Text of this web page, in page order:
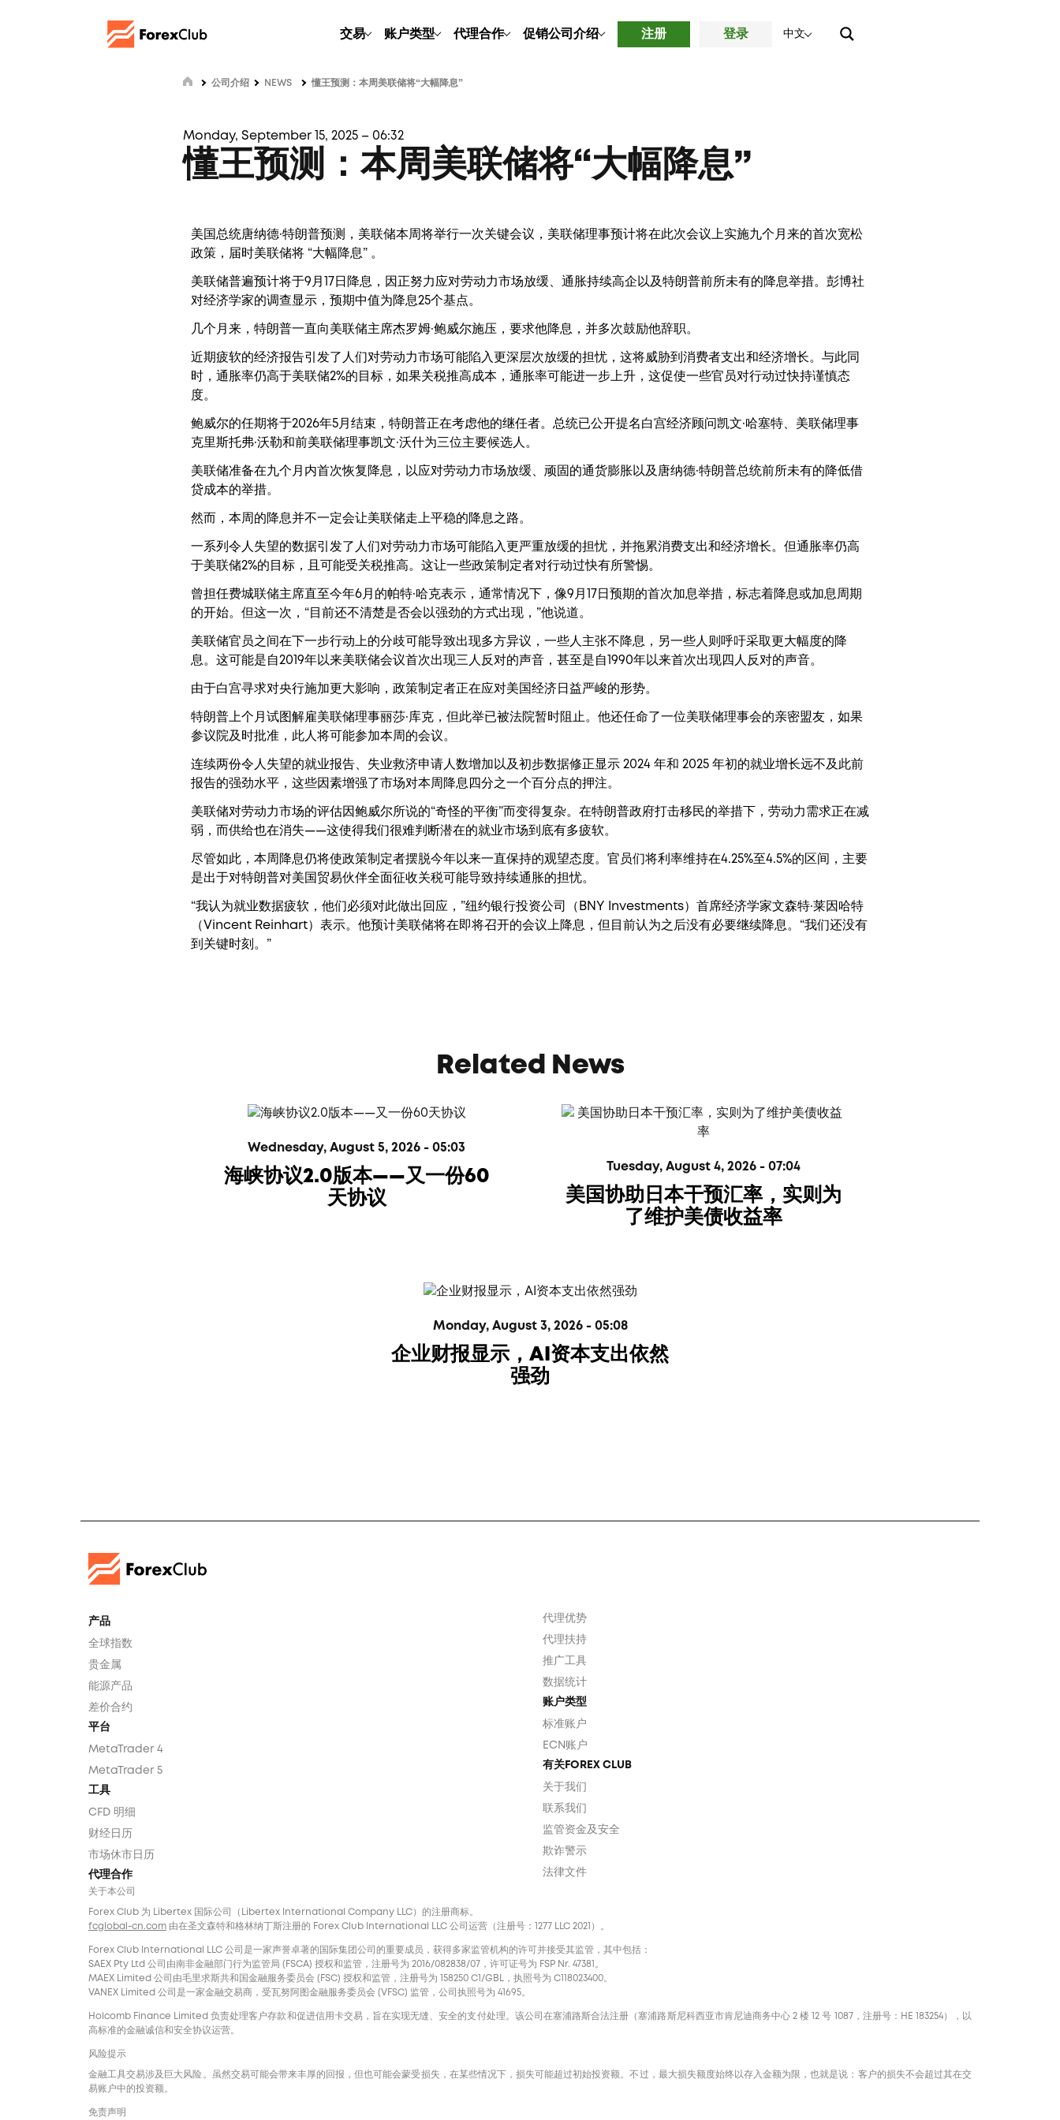
交易 账户类型 代理合作 促销公司介绍 注册 登录 中文
公司介绍 NEWS 懂王预测：本周美联储将“大幅降息”
Monday, September 15, 2025 – 06:32
懂王预测：本周美联储将“大幅降息”
美国总统唐纳德·特朗普预测，美联储本周将举行一次关键会议，美联储理事预计将在此次会议上实施九个月来的首次宽松
政策，届时美联储将 “大幅降息” 。
美联储普遍预计将于9月17日降息，因正努力应对劳动力市场放缓、通胀持续高企以及特朗普前所未有的降息举措。彭博社
对经济学家的调查显示，预期中值为降息25个基点。
几个月来，特朗普一直向美联储主席杰罗姆·鲍威尔施压，要求他降息，并多次鼓励他辞职。
近期疲软的经济报告引发了人们对劳动力市场可能陷入更深层次放缓的担忧，这将威胁到消费者支出和经济增长。与此同
时，通胀率仍高于美联储2%的目标，如果关税推高成本，通胀率可能进一步上升，这促使一些官员对行动过快持谨慎态
度。
鲍威尔的任期将于2026年5月结束，特朗普正在考虑他的继任者。总统已公开提名白宫经济顾问凯文·哈塞特、美联储理事
克里斯托弗·沃勒和前美联储理事凯文·沃什为三位主要候选人。
美联储准备在九个月内首次恢复降息，以应对劳动力市场放缓、顽固的通货膨胀以及唐纳德·特朗普总统前所未有的降低借
贷成本的举措。
然而，本周的降息并不一定会让美联储走上平稳的降息之路。
一系列令人失望的数据引发了人们对劳动力市场可能陷入更严重放缓的担忧，并拖累消费支出和经济增长。但通胀率仍高
于美联储2%的目标，且可能受关税推高。这让一些政策制定者对行动过快有所警惕。
曾担任费城联储主席直至今年6月的帕特·哈克表示，通常情况下，像9月17日预期的首次加息举措，标志着降息或加息周期
的开始。但这一次，“目前还不清楚是否会以强劲的方式出现，”他说道。
美联储官员之间在下一步行动上的分歧可能导致出现多方异议，一些人主张不降息，另一些人则呼吁采取更大幅度的降
息。这可能是自2019年以来美联储会议首次出现三人反对的声音，甚至是自1990年以来首次出现四人反对的声音。
由于白宫寻求对央行施加更大影响，政策制定者正在应对美国经济日益严峻的形势。
特朗普上个月试图解雇美联储理事丽莎·库克，但此举已被法院暂时阻止。他还任命了一位美联储理事会的亲密盟友，如果
参议院及时批准，此人将可能参加本周的会议。
连续两份令人失望的就业报告、失业救济申请人数增加以及初步数据修正显示 2024 年和 2025 年初的就业增长远不及此前
报告的强劲水平，这些因素增强了市场对本周降息四分之一个百分点的押注。
美联储对劳动力市场的评估因鲍威尔所说的“奇怪的平衡”而变得复杂。在特朗普政府打击移民的举措下，劳动力需求正在减
弱，而供给也在消失——这使得我们很难判断潜在的就业市场到底有多疲软。
尽管如此，本周降息仍将使政策制定者摆脱今年以来一直保持的观望态度。官员们将利率维持在4.25%至4.5%的区间，主要
是出于对特朗普对美国贸易伙伴全面征收关税可能导致持续通胀的担忧。
“我认为就业数据疲软，他们必须对此做出回应，”纽约银行投资公司（BNY Investments）首席经济学家文森特·莱因哈特
（Vincent Reinhart）表示。他预计美联储将在即将召开的会议上降息，但目前认为之后没有必要继续降息。“我们还没有
到关键时刻。”
Related News
Wednesday, August 5, 2026 - 05:03
海峡协议2.0版本——又一份60
天协议
Tuesday, August 4, 2026 - 07:04
美国协助日本干预汇率，实则为
了维护美债收益率
Monday, August 3, 2026 - 05:08
企业财报显示，AI资本支出依然
强劲
产品
全球指数
贵金属
能源产品
差价合约
平台
MetaTrader 4
MetaTrader 5
工具
CFD 明细
财经日历
市场休市日历
代理合作
代理优势
代理扶持
推广工具
数据统计
账户类型
标准账户
ECN账户
有关FOREX CLUB
关于我们
联系我们
监管资金及安全
欺诈警示
法律文件
关于本公司
Forex Club 为 Libertex 国际公司（Libertex International Company LLC）的注册商标。
fcglobal-cn.com 由在圣文森特和格林纳丁斯注册的 Forex Club International LLC 公司运营（注册号：1277 LLC 2021）。
Forex Club International LLC 公司是一家声誉卓著的国际集团公司的重要成员，获得多家监管机构的许可并接受其监管，其中包括：
SAEX Pty Ltd 公司由南非金融部门行为监管局 (FSCA) 授权和监管，注册号为 2016/082838/07，许可证号为 FSP Nr. 47381。
MAEX Limited 公司由毛里求斯共和国金融服务委员会 (FSC) 授权和监管，注册号为 158250 C1/GBL，执照号为 С118023400。
VANEX Limited 公司是一家金融交易商，受瓦努阿图金融服务委员会 (VFSC) 监管，公司执照号为 41695。
Holcomb Finance Limited 负责处理客户存款和促进信用卡交易，旨在实现无缝、安全的支付处理。该公司在塞浦路斯合法注册（塞浦路斯尼科西亚市肯尼迪商务中心 2 楼 12 号 1087，注册号：HE 183254），以
高标准的金融诚信和安全协议运营。
风险提示
金融工具交易涉及巨大风险。虽然交易可能会带来丰厚的回报，但也可能会蒙受损失，在某些情况下，损失可能超过初始投资额。不过，最大损失额度始终以存入金额为限，也就是说：客户的损失不会超过其在交
易账户中的投资额。
免责声明